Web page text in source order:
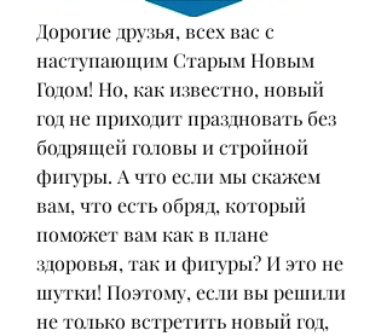
Дорогие друзья, всех вас с
наступающим Старым Новым
Годом! Но, как известно, новый
год не приходит праздновать без
бодрящей головы и стройной
фигуры. А что если мы скажем
вам, что есть обряд, который
поможет вам как в плане
здоровья, так и фигуры? И это не
шутки! Поэтому, если вы решили
не только встретить новый год,